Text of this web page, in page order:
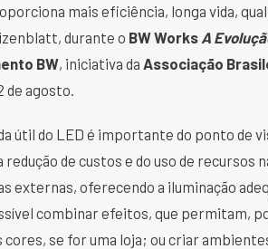
mais eficiência, longa vida,
durante o BW Works A
BW, iniciativa da Associação
de agosto.
útil do LED é importante do ponto de
de custos e do uso de
externas, oferecendo a iluminação
combinar efeitos, que permitam,
se for uma loja; ou criar